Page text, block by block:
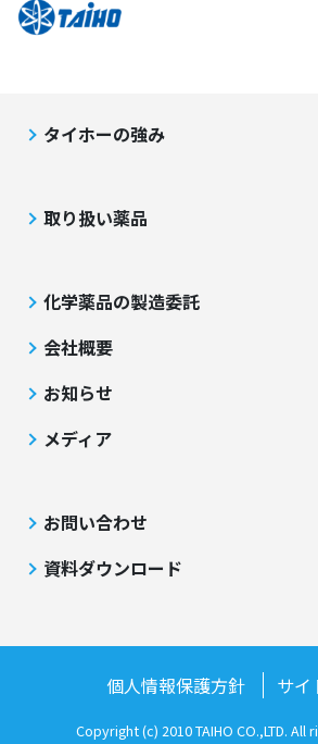
タイホーの強み
取り扱い薬品
化学薬品の製造委託
会社概要
お知らせ
メディア
お問い合わせ
資料ダウンロード
個人情報保護方針 サイ
Copyright (c) 2010 TAIHO CO.,LTD.